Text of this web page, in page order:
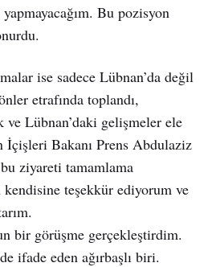
Bu pozisyon
ise sadece Lübnan’da değil
etrafında toplandı,
ve Lübnan’daki gelişmeler ele
İçişleri Bakanı Prens Abdulaziz
ziyareti tamamlama
kendisine teşekkür ediyorum ve
bir görüşme gerçekleştirdim.
ifade eden ağırbaşlı biri.